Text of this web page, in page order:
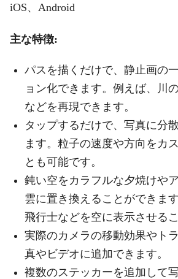
iOS、Android
主な特徴:
パスを描くだけで、静止画の
ョン化できます。例えば、川
などを再現できます。
タップするだけで、写真に分
ます。粒子の速度や方向をカ
とも可能です。
鈍い空をカラフルな夕焼けや
雲に置き換えることができま
飛行士などを空に表示させる
実際のカメラの移動効果やト
真やビデオに追加できます。
複数のステッカーを追加して